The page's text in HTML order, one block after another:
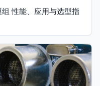
性能、应用与选型指